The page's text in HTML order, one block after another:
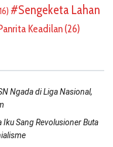
Sengeketa Lahan
Keadilan(26)
Ngada di Liga Nasional,
Iku Sang Revolusioner Buta